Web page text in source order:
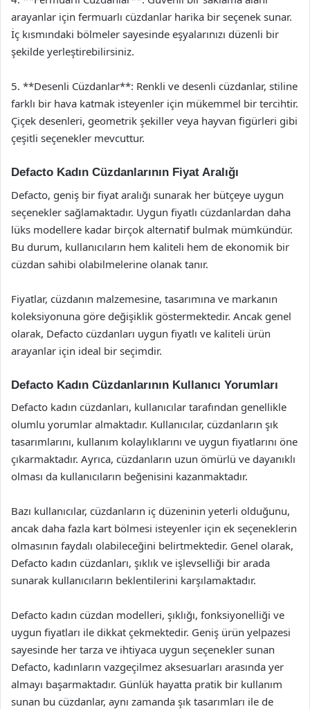
arayanlar için fermuarlı cüzdanlar harika bir seçenek sunar.
İç kısmındaki bölmeler sayesinde eşyalarınızı düzenli bir
şekilde yerleştirebilirsiniz.
5. **Desenli Cüzdanlar**: Renkli ve desenli cüzdanlar, stiline
farklı bir hava katmak isteyenler için mükemmel bir tercihtir.
Çiçek desenleri, geometrik şekiller veya hayvan figürleri gibi
çeşitli seçenekler mevcuttur.
Defacto Kadın Cüzdanlarının Fiyat Aralığı
Defacto, geniş bir fiyat aralığı sunarak her bütçeye uygun
seçenekler sağlamaktadır. Uygun fiyatlı cüzdanlardan daha
lüks modellere kadar birçok alternatif bulmak mümkündür.
Bu durum, kullanıcıların hem kaliteli hem de ekonomik bir
cüzdan sahibi olabilmelerine olanak tanır.
Fiyatlar, cüzdanın malzemesine, tasarımına ve markanın
koleksiyonuna göre değişiklik göstermektedir. Ancak genel
olarak, Defacto cüzdanları uygun fiyatlı ve kaliteli ürün
arayanlar için ideal bir seçimdir.
Defacto Kadın Cüzdanlarının Kullanıcı Yorumları
Defacto kadın cüzdanları, kullanıcılar tarafından genellikle
olumlu yorumlar almaktadır. Kullanıcılar, cüzdanların şık
tasarımlarını, kullanım kolaylıklarını ve uygun fiyatlarını öne
çıkarmaktadır. Ayrıca, cüzdanların uzun ömürlü ve dayanıklı
olması da kullanıcıların beğenisini kazanmaktadır.
Bazı kullanıcılar, cüzdanların iç düzeninin yeterli olduğunu,
ancak daha fazla kart bölmesi isteyenler için ek seçeneklerin
olmasının faydalı olabileceğini belirtmektedir. Genel olarak,
Defacto kadın cüzdanları, şıklık ve işlevselliği bir arada
sunarak kullanıcıların beklentilerini karşılamaktadır.
Defacto kadın cüzdan modelleri, şıklığı, fonksiyonelliği ve
uygun fiyatları ile dikkat çekmektedir. Geniş ürün yelpazesi
sayesinde her tarza ve ihtiyaca uygun seçenekler sunan
Defacto, kadınların vazgeçilmez aksesuarları arasında yer
almayı başarmaktadır. Günlük hayatta pratik bir kullanım
sunan bu cüzdanlar, aynı zamanda şık tasarımları ile de